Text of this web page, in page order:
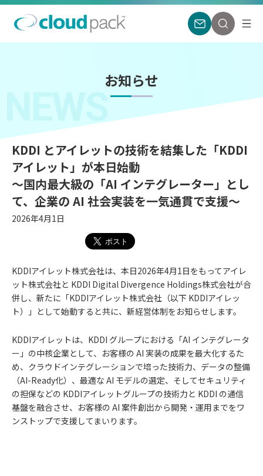
お知らせ
KDDI とアイレットの技術を結集した「KDDI
アイレット」が本日始動
〜国内最大級の「AI インテグレーター」とし
て、企業の AI 社会実装を一気通貫で支援〜
2026年4月1日
KDDIアイレット株式会社は、本日2026年4月1日をもってアイレ
ット株式会社と KDDI Digital Divergence Holdings株式会社が合
併し、新たに「KDDIアイレット株式会社（以下 KDDIアイレッ
ト）」として始動すると共に、新経営体制をお知らせします。
KDDIアイレットは、KDDI グループにおける「AI インテグレータ
ー」の中核企業として、お客様の AI 実装の成果を最大化するた
め、クラウドインテグレーションで培った技術力、データの整備
（AI-Ready化）、最適な AI モデルの選定、そしてセキュリティ
の担保などの KDDIアイレットグループの技術力と KDDI の通信
基盤を融合させ、お客様の AI 案件創出から開発・運用までをワ
ンストップで支援してまいります。